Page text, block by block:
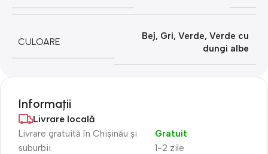
CULOARE
Bej, Gri, Verde, Verde cu
dungi albe
Informații
Livrare locală
Livrare gratuită în Chișinău și
suburbii.
1-2 zile
Gratuit